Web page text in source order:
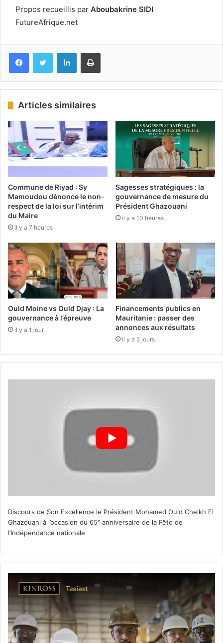
Propos recueillis par Aboubakrine SIDI
FutureAfrique.net
FacebookTwitter LinkedinImprimer
Articles similaires
Commune de Riyad : Sy
Mamoudou dénonce le non-
respect de la loi sur l’intérim
du Maire
il y a 7 heures
Sagesses stratégiques : la
gouvernance de mesure du
Président Ghazouani
il y a 10 heures
Ould Moine vs Ould Djay : La
gouvernance à l’épreuve
il y a 1 jour
Financements publics en
Mauritanie : passer des
annonces aux résultats
il y a 2 jours
Discours de Son Excellence le Président Mohamed Ould Cheikh El
Ghazouani à l’occasion du 65ᵉ anniversaire de la Fête de
l’Indépendance nationale